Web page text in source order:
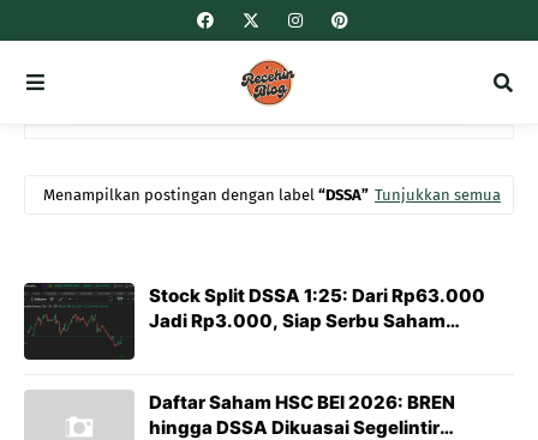
Menampilkan postingan dengan label DSSA Tunjukkan semua
Stock Split DSSA 1:25: Dari Rp63.000
Jadi Rp3.000, Siap Serbu Saham
Daftar Saham HSC BEI 2026: BREN
hingga DSSA Dikuasai Segelintir